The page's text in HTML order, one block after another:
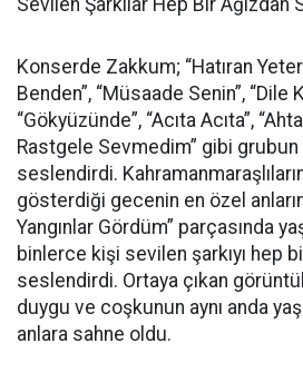
Sevilen Şarkılar Hep Bir Ağızdan
Konserde Zakkum; “Hatıran
Benden”, “Müsaade Senin”, “Dile
“Gökyüzünde”, “Acıta Acıta”,
Rastgele Sevmedim” gibi
seslendirdi.
gösterdiği gecenin en özel
Yangınlar Gördüm” parçasında
binlerce kişi sevilen şarkıyı hep
seslendirdi. Ortaya çıkan
duygu ve coşkunun aynı anda
anlara sahne oldu.